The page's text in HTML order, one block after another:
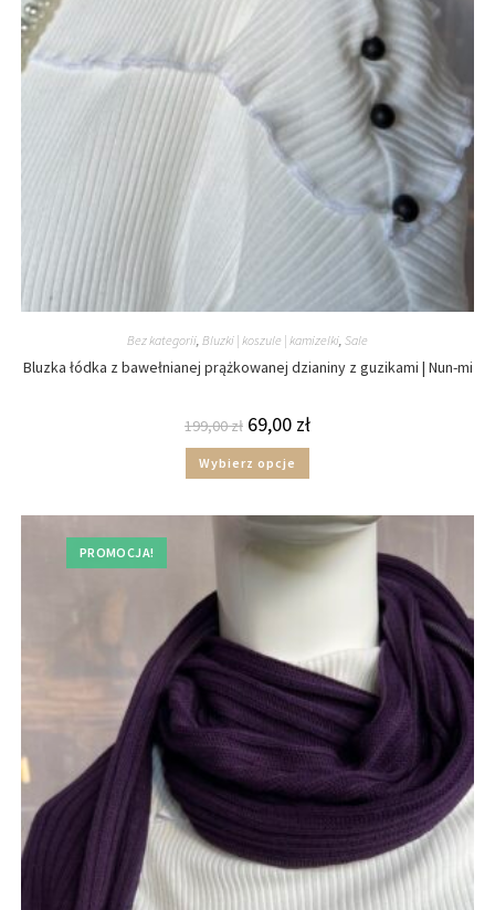
Bez kategorii, Bluzki | koszule | kamizelki, Sale
Bluzka łódka z bawełnianej prążkowanej dzianiny z guzikami | Nun-mi
199,00zł 69,00 zł
Wybierz opcje
PROMOCJA!